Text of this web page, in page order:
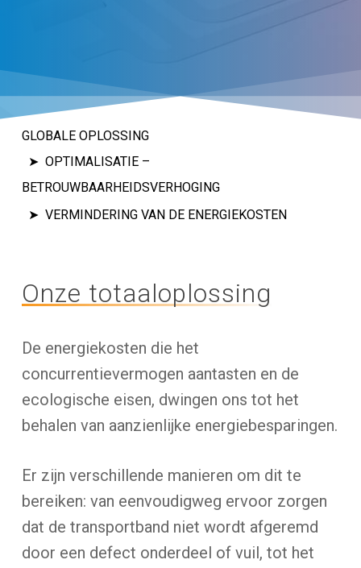
GLOBALE OPLOSSING
OPTIMALISATIE –
BETROUWBAARHEIDSVERHOGING
VERMINDERING VAN DE ENERGIEKOSTEN
Onze totaaloplossing
De energiekosten die het
concurrentievermogen aantasten en de
ecologische eisen, dwingen ons tot het
behalen van aanzienlijke energiebesparingen.
Er zijn verschillende manieren om dit te
bereiken: van eenvoudigweg ervoor zorgen
dat de transportband niet wordt afgeremd
door een defect onderdeel of vuil, tot het